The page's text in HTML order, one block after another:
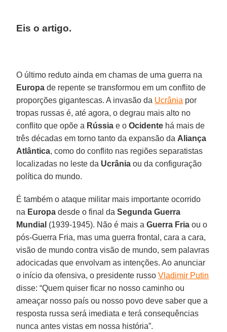
Eis o artigo.
O último reduto ainda em chamas de uma guerra na
Europa de repente se transformou em um conflito de
proporções gigantescas. A invasão da Ucrânia por
tropas russas é, até agora, o degrau mais alto no
conflito que opõe a Rússia e oOcidente há mais de
três décadas em torno tanto da expansão da Aliança
Atlântica, como do conflito nas regiões separatistas
localizadas no leste da Ucrânia ou da configuração
política do mundo.
É também o ataque militar mais importante ocorrido
na Europa desde o final daSegunda Guerra
Mundial (1939-1945). Não é mais aGuerra Friaou o
pós-Guerra Fria, mas uma guerra frontal, cara a cara,
visão de mundo contra visão de mundo, sem palavras
adocicadas que envolvam as intenções. Ao anunciar
o início da ofensiva, o presidente russoVladimir Putin
disse: “Quem quiser ficar no nosso caminho ou
ameaçar nosso país ou nosso povo deve saber que a
resposta russa será imediata e terá consequências
nunca antes vistas em nossa história”.